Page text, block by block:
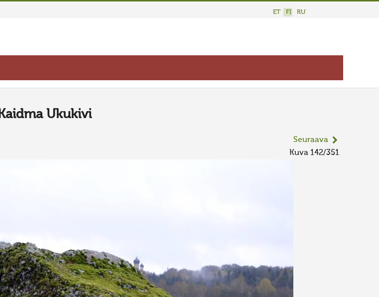
ET FI RU
Kaidma Ukukivi
Seuraava
Kuva 142/351